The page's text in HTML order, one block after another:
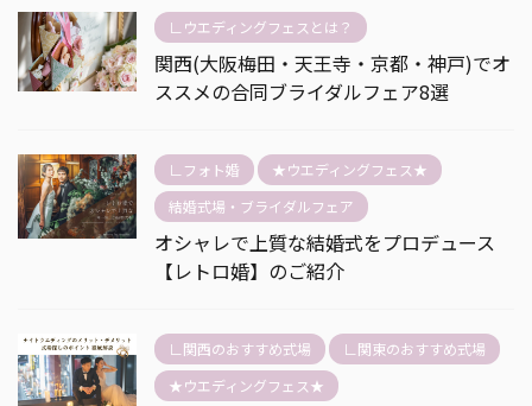
∟ウエディングフェスとは？
関西(大阪梅田・天王寺・京都・神戸)でオ
ススメの合同ブライダルフェア8選
∟フォト婚
★ウエディングフェス★
結婚式場・ブライダルフェア
オシャレで上質な結婚式をプロデュース
【レトロ婚】のご紹介
∟関西のおすすめ式場
∟関東のおすすめ式場
★ウエディングフェス★